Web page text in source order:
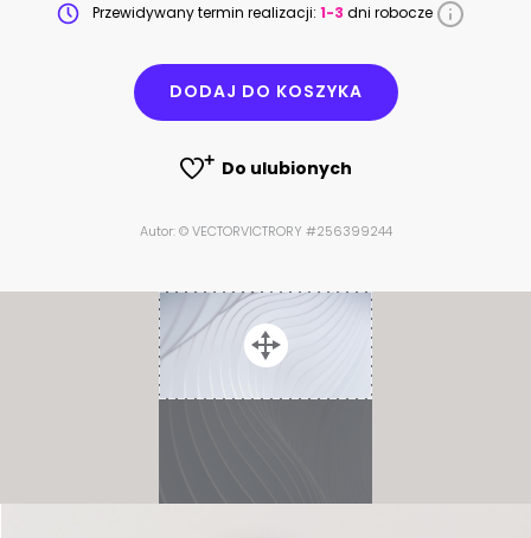
Przewidywany termin realizacji: 1-3 dni robocze
DODAJ DO KOSZYKA
Do ulubionych
Autor: © VECTORVICTRORY #256399244